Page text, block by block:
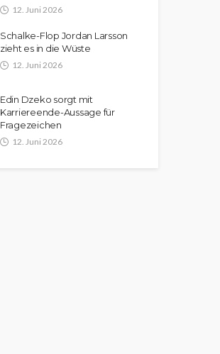
12. Juni 2026
Schalke-Flop Jordan Larsson
zieht es in die Wüste
12. Juni 2026
Edin Dzeko sorgt mit
Karriereende-Aussage für
Fragezeichen
12. Juni 2026